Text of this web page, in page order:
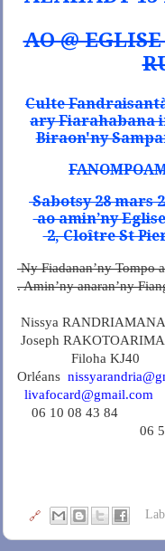
AO @
Culte
ary Fiarahabana
Biraon'ny
Sabotsy 28 mars
ao amin’ny
2, Cloître St
Ny Fiadanan’ny Tompo
. Amin’ny anaran’ny
Nissya
Joseph
Filoha KJ40
Orléans
livafocard@gmail.com
06 10 08
06 59 51
🔗